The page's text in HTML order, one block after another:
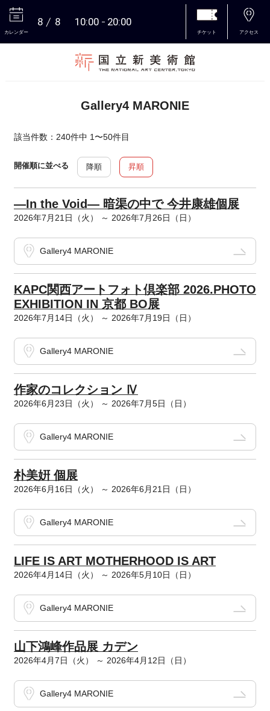
カレンダー
8 8 10:00 20:00
チケット アクセス
Gallery4 MARONIE
該当件数：240件中 1〜50件目
開催順に並べる 降順 昇順
—In the Void— 暗渠の中で 今井康雄個展
2026年7月21日（火） ～ 2026年7月26日（日）
Gallery4 MARONIE
KAPC関西アートフォト倶楽部 2026.PHOTO
EXHIBITION IN 京都 BO展
2026年7月14日（火） ～ 2026年7月19日（日）
Gallery4 MARONIE
作家のコレクション Ⅳ
2026年6月23日（火） ～ 2026年7月5日（日）
Gallery4 MARONIE
朴美姸 個展
2026年6月16日（火） ～ 2026年6月21日（日）
Gallery4 MARONIE
LIFE IS ART MOTHERHOOD IS ART
2026年4月14日（火） ～ 2026年5月10日（日）
Gallery4 MARONIE
山下鴻峰作品展 カデン
2026年4月7日（火） ～ 2026年4月12日（日）
Gallery4 MARONIE